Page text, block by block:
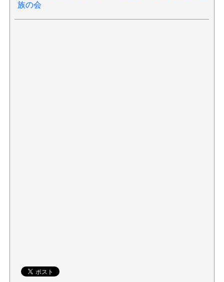
族の会